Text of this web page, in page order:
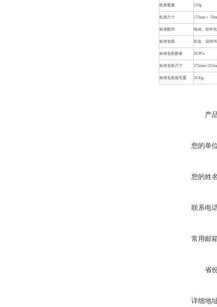
机身重量 120g
机身尺寸 175mm ×
标准配件 电池、软件
标准包装 彩盒、说明
标准包装数量 20 PCs
标准包装尺寸
标准包装箱毛重 24 Kg
产
您的单
您的姓
联系电
常用邮
省
详细地